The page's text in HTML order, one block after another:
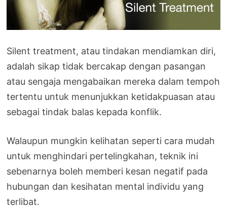
Silent treatment, atau tindakan mendiamkan diri,
adalah sikap tidak bercakap dengan pasangan
atau sengaja mengabaikan mereka dalam tempoh
tertentu untuk menunjukkan ketidakpuasan atau
sebagai tindak balas kepada konflik.
Walaupun mungkin kelihatan seperti cara mudah
untuk menghindari pertelingkahan, teknik ini
sebenarnya boleh memberi kesan negatif pada
hubungan dan kesihatan mental individu yang
terlibat.